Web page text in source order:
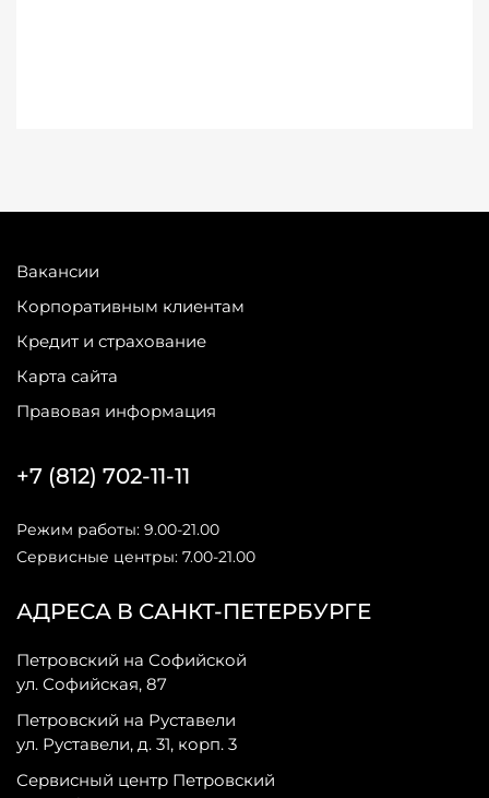
Вакансии
Корпоративным клиентам
Кредит и страхование
Карта сайта
Правовая информация
АДРЕСА В САНКТ-ПЕТЕРБУРГЕ
Петровский на Софийской
ул. Софийская, 87
Петровский на Руставели
ул. Руставели, д. 31, корп. 3
Сервисный центр Петровский
+7 (812) 702-11-11
Режим работы: 9.00-21.00
Сервисные центры: 7.00-21.00